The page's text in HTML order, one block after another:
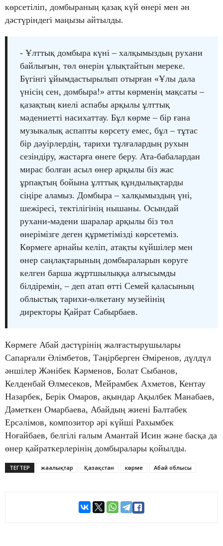
көрсетіліп, домбыраның қазақ күй өнері мен ән
дәстүріндегі маңызы айтылды.
- Ұлттық домбыра күні – халқымыздың рухани
байлығын, төл өнерін ұлықтайтын мереке.
Бүгінгі ұйымдастырылып отырған «Ұлы дала
үнісің сен, домбыра!» атты көрменің мақсаты –
қазақтың киелі аспабы арқылы ұлттық
мәдениетті насихаттау. Бұл көрме – бір ғана
музыкалық аспапты көрсету емес, бұл – тұтас
бір дәуірлердің, тарихи тұлғалардың рухын
сезіндіру, жастарға өнеге беру. Ата-бабалардан
мирас болған асыл өнер арқылы біз жас
ұрпақтың бойына ұлттық құндылықтарды
сіңіре аламыз. Домбыра – халқымыздың үні,
шежіресі, тектілігінің нышаны. Осындай
рухани-мәдени шаралар арқылы біз төл
өнерімізге деген құрметімізді көрсетеміз.
Көрмеге арнайы келіп, атақты күйшілер мен
өнер саңлақтарының домбыраларын көруге
келген барша жұртшылыққа алғысымды
білдіремін, – деп атап өтті Семей қаласының
облыстық тарихи-өлкетану музейінің
директоры Қайрат Сабырбаев.
Көрмеге Абай дәстүрінің жалғастырушылары
Сапарғали Әлімбетов, Тәңірберген Әміренов, дүлдүл
әншілер Жәнібек Кәрменов, Болат Сыбанов,
Келденбай Өлмесеков, Мейрамбек Ахметов, Кентау
Назарбек, Берік Омаров, ақындар Ақылбек Манабаев,
Дәметкен Омарбаева, Абайдың жиені Балтабек
Ерсәлімов, композитор әрі күйші Рахымбек
Ноғайбаев, белгілі ғалым Амантай Исин және басқа да
өнер қайраткерлерінің домбыралары қойылды.
ТЕГТЕР жаңалықтар Қазақстан көрме Абай облысы